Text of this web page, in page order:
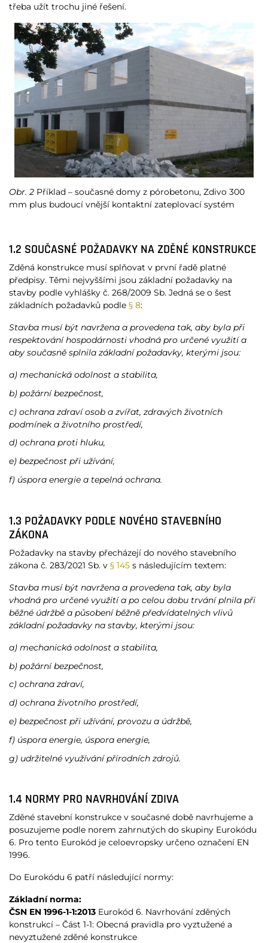
třeba užít trochu jiné řešení.
Obr. 2 Příklad – současné domy z pórobetonu, Zdivo 300
mm plus budoucí vnější kontaktní zateplovací systém
1.2 SOUČASNÉ POŽADAVKY NA ZDĚNÉ KONSTRUKCE
Zděná konstrukce musí splňovat v první řadě platné
předpisy. Těmi nejvyššími jsou základní požadavky na
stavby podle vyhlášky č. 268/2009 Sb. Jedná se o šest
základních požadavků podle § 8:
Stavba musí být navržena a provedena tak, aby byla při
respektování hospodárnosti vhodná pro určené využití a
aby současně splnila základní požadavky, kterými jsou:
a) mechanická odolnost a stabilita,
b) požární bezpečnost,
c) ochrana zdraví osob a zvířat, zdravých životních
podmínek a životního prostředí,
d) ochrana proti hluku,
e) bezpečnost při užívání,
f) úspora energie a tepelná ochrana.
1.3 POŽADAVKY PODLE NOVÉHO STAVEBNÍHO
ZÁKONA
Požadavky na stavby přecházejí do nového stavebního
zákona č. 283/2021 Sb. v § 145 s následujícím textem:
Stavba musí být navržena a provedena tak, aby byla
vhodná pro určené využití a po celou dobu trvání plnila při
běžné údržbě a působení běžně předvídatelných vlivů
základní požadavky na stavby, kterými jsou:
a) mechanická odolnost a stabilita,
b) požární bezpečnost,
c) ochrana zdraví,
d) ochrana životního prostředí,
e) bezpečnost při užívání, provozu a údržbě,
f) úspora energie, úspora energie,
g) udržitelné využívání přírodních zdrojů.
1.4 NORMY PRO NAVRHOVÁNÍ ZDIVA
Zděné stavební konstrukce v současné době navrhujeme a
posuzujeme podle norem zahrnutých do skupiny Eurokódu
6. Pro tento Eurokód je celoevropsky určeno označení EN
1996.
Do Eurokódu 6 patří následující normy:
Základní norma:
ČSN EN 1996-1-1:2013 Eurokód 6. Navrhování zděných
konstrukcí – Část 1-1: Obecná pravidla pro vyztužené a
nevyztužené zděné konstrukce